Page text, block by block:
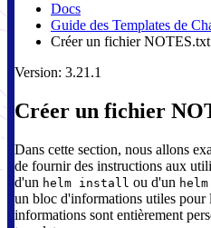
Docs
Guide des Templates de
Créer un fichier NOTES.txt
Version: 3.21.1
Créer un fichier
Dans cette section, nous allons
de fournir des instructions aux
d'un helm install ou d'un
un bloc d'informations utiles pour
informations sont entièrement